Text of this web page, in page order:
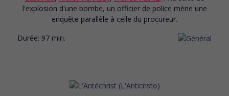
l'explosion d'une bombe, un officier de police mène une
enquête parallèle à celle du procureur.
Durée: 97 min.